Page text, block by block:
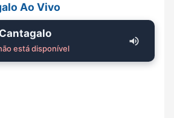
Ao Vivo
está disponível